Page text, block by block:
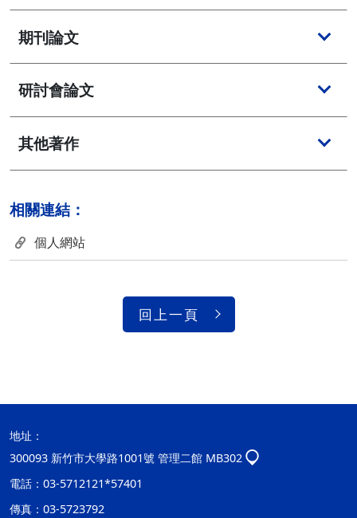
期刊論文
研討會論文
其他著作
相關連結：
個人網站
回上一頁
地址：
300093 新竹市大學路1001號 管理二館 MB302
電話：03-5712121*57401
傳真：03-5723792